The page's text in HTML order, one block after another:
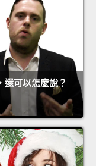
可以怎麼說？